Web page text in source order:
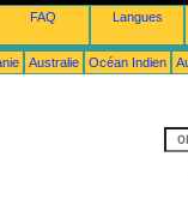
FAQ Langues
Australie Océan Indien